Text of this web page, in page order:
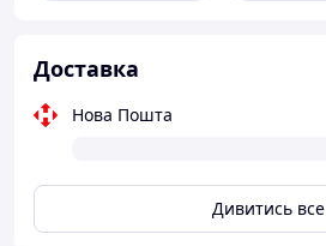
Доставка
Нова Пошта
Дивитись все